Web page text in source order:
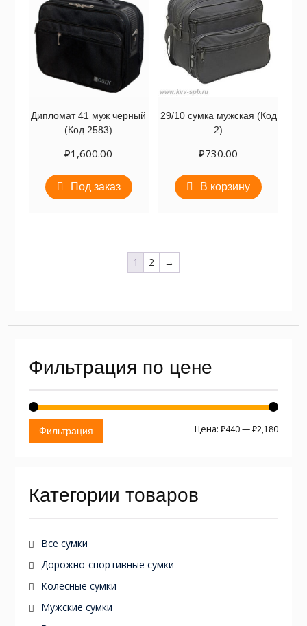
Дипломат 41 муж черный
(Код 2583)
₽1,600.00
Под заказ
29/10 сумка мужская (Код
2)
₽730.00
В корзину
1 2 →
Фильтрация по цене
Фильтрация Цена:₽440—₽2,180
Категории товаров
Все сумки
Дорожно-спортивные сумки
Колёсные сумки
Мужские сумки